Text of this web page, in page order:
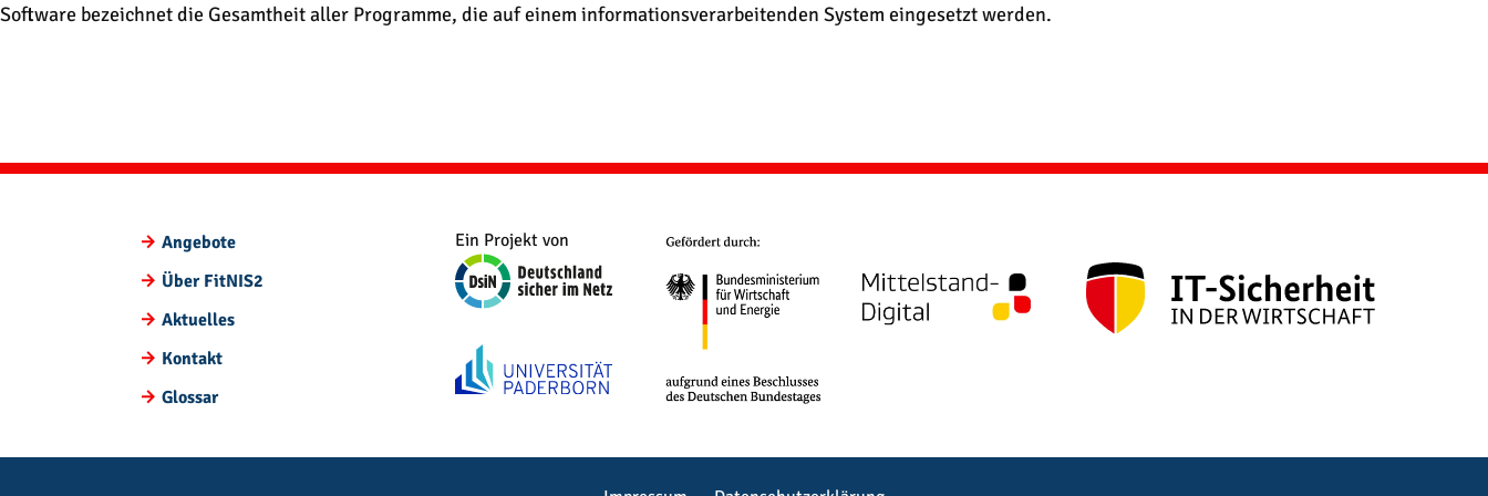
Direkt zum Inhalt wechseln
Software bezeichnet die Gesamtheit aller Programme, die auf einem informationsverarbeitenden System eingesetzt werden.
Angebote
Über FitNIS2
Aktuelles
Kontakt
Glossar
Ein Projekt von